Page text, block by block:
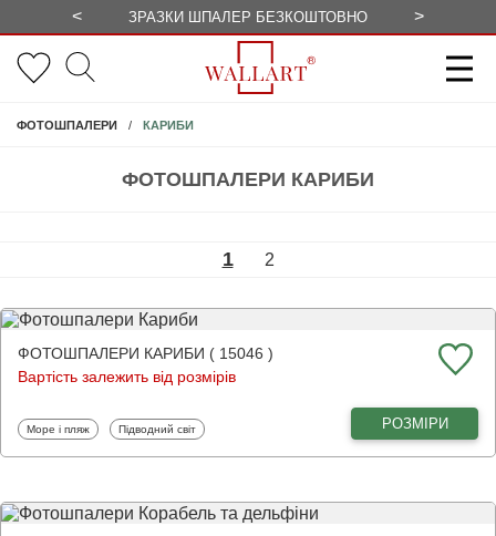
< ЗРАЗКИ ШПАЛЕР БЕЗКОШТОВНО >
ФОТОШПАЛЕРИ КАРИБИ
ФОТОШПАЛЕРИ КАРИБИ
1 2
ФОТОШПАЛЕРИ КАРИБИ ( 15046 )
Вартість залежить від розмірів
Фотошпалери
Море і пляж Фотошпалери
Підводний світ РОЗМІРИ